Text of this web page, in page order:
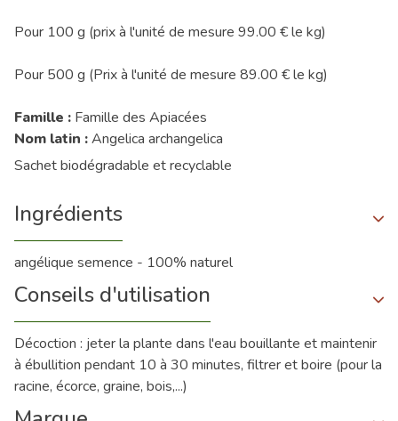
Pour 100 g (prix à l'unité de mesure 99.00 € le kg)
Pour 500 g (Prix à l'unité de mesure 89.00 € le kg)
Famille : Famille des Apiacées
Nom latin :Angelica archangelica
Sachet biodégradable et recyclable
Ingrédients
angélique semence - 100% naturel
Conseils d'utilisation
Décoction : jeter la plante dans l'eau bouillante et maintenir
à ébullition pendant 10 à 30 minutes, filtrer et boire (pour la
racine, écorce, graine, bois,...)